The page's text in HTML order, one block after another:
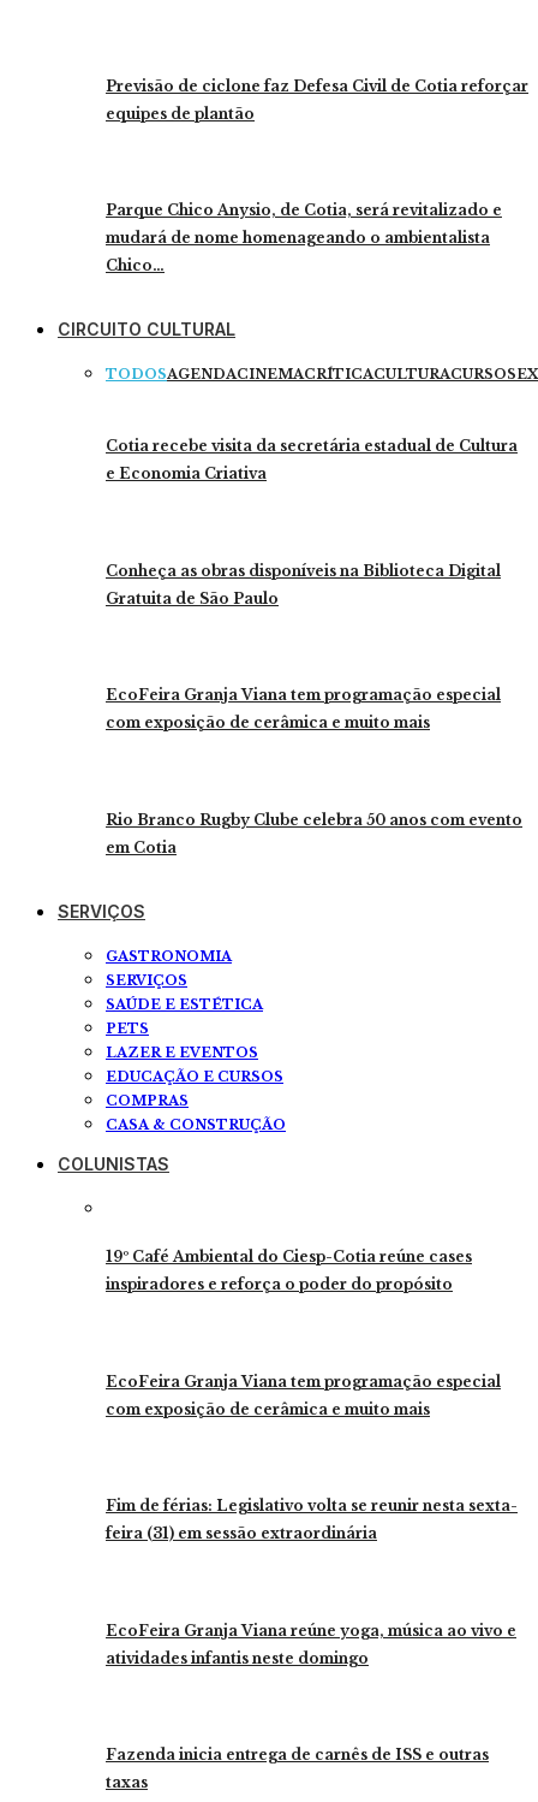
Previsão de ciclone faz Defesa Civil de Cotia reforçar
equipes de plantão
Parque Chico Anysio, de Cotia, será revitalizado e
mudará de nome homenageando o ambientalista
Chico…
CIRCUITO CULTURAL
TODOSAGENDACINEMACRÍTICACULTURACURSOS
Cotia recebe visita da secretária estadual de Cultura
e Economia Criativa
Conheça as obras disponíveis na Biblioteca Digital
Gratuita de São Paulo
EcoFeira Granja Viana tem programação especial
com exposição de cerâmica e muito mais
Rio Branco Rugby Clube celebra 50 anos com evento
em Cotia
SERVIÇOS
GASTRONOMIA
SERVIÇOS
SAÚDE E ESTÉTICA
PETS
LAZER E EVENTOS
EDUCAÇÃO E CURSOS
COMPRAS
CASA & CONSTRUÇÃO
COLUNISTAS
19º Café Ambiental do Ciesp-Cotia reúne cases
inspiradores e reforça o poder do propósito
EcoFeira Granja Viana tem programação especial
com exposição de cerâmica e muito mais
Fim de férias: Legislativo volta se reunir nesta sexta-
feira (31) em sessão extraordinária
EcoFeira Granja Viana reúne yoga, música ao vivo e
atividades infantis neste domingo
Fazenda inicia entrega de carnês de ISS e outras
taxas